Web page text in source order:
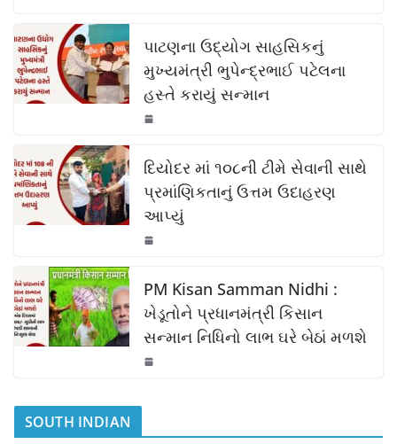
k
c
e
b
o
o
k
at
s
A
p
p
y
Li
n
k
e
પાટણના ઉદ્યોગ સાહસિકનું
મુખ્યમંત્રી ભુપેન્દ્રભાઈ પટેલના
હસ્તે કરાયું સન્માન
દિયોદર માં ૧૦૮ની ટીમે સેવાની સાથે
પ્રમાંણિકતાનું ઉત્તમ ઉદાહરણ
આપ્યું
PM Kisan Samman Nidhi :
ખેડૂતોને પ્રધાનમંત્રી કિસાન
સન્માન નિધિનો લાભ ઘરે બેઠાં મળશે
SOUTH INDIAN